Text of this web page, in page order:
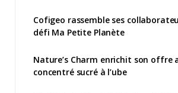
Cofigeo rassemble ses
défi Ma Petite Planète
Nature’s Charm enrichit son offre
concentré sucré à l’ube